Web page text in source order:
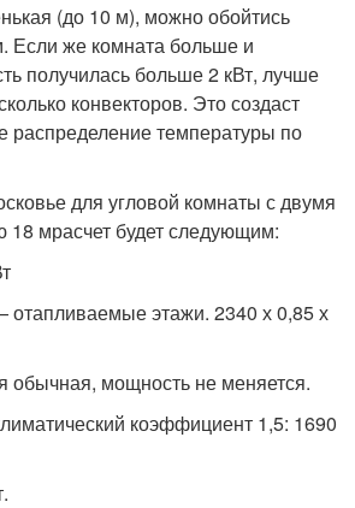
(до 10 м), можно обойтись
Если же комната больше и
получилась больше 2 кВт, лучше
конвекторов. Это создаст
распределение температуры по
для угловой комнаты с двумя
18 мрасчет будет следующим:
отапливаемые этажи. 2340 х 0,85 х
обычная, мощность не меняется.
коэффициент 1,5: 1690